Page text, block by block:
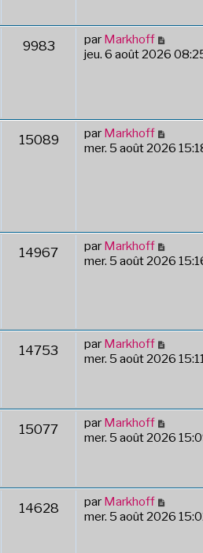
9983 par Markhoff
jeu. 6 août 2026
15089 par Markhoff
mer. 5 août 2026
14967 par Markhoff
mer. 5 août 2026
14753 par Markhoff
mer. 5 août 2026
15077 par Markhoff
mer. 5 août 2026
14628 par Markhoff
mer. 5 août 2026